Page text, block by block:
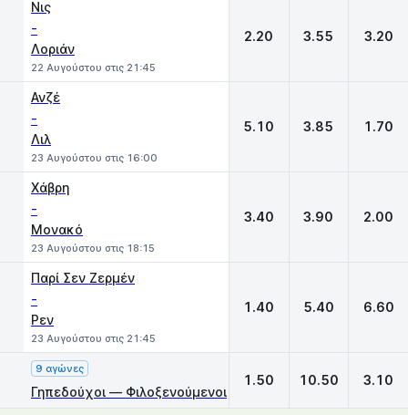
Νις
-
Λοριάν
22 Αυγούστου στις 21:45
2.20 3.55 3.20
Ανζέ
-
Λιλ
23 Αυγούστου στις 16:00
5.10 3.85 1.70
Χάβρη
-
Μονακό
23 Αυγούστου στις 18:15
3.40 3.90 2.00
Παρί Σεν Ζερμέν
-
Ρεν
23 Αυγούστου στις 21:45
1.40 5.40 6.60
9 αγώνες
Γηπεδούχοι — Φιλοξενούμενοι
1.50 10.50 3.10